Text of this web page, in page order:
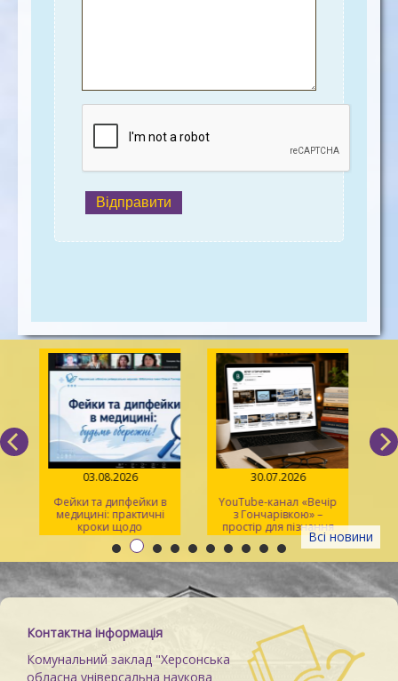
Відправити
Всі новини
03.08.2026
Фейки та дипфейки в
медицині: практичні
кроки щодо
розпізнавання
30.07.2026
YouTube-канал «Вечір
з Гончарівкою» –
простір для пізнання
та натхнення
Контактна інформація
Комунальний заклад "Херсонська
обласна універсальна наукова